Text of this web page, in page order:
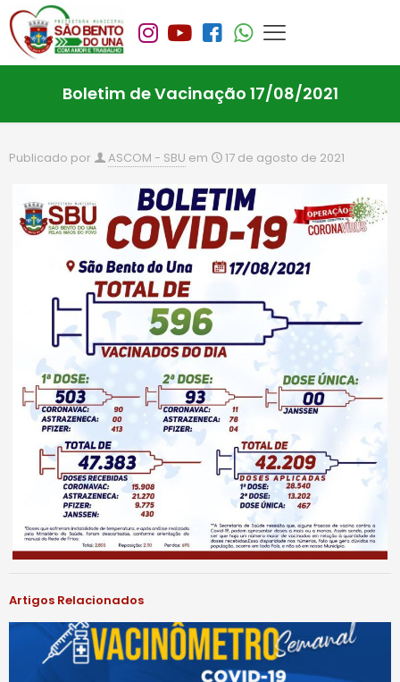
Boletim de Vacinação 17/08/2021
Publicado por ASCOM - SBU em 17 de agosto de 2021
Artigos Relacionados